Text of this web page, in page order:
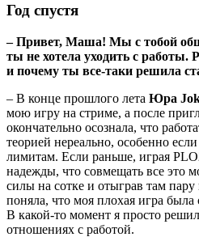
Год спустя
– Привет, Маша! Мы с тобой
ты не хотела уходить с работы.
и почему ты все-таки решила
– В конце прошлого лета Юра
мою игру на стриме, а после
окончательно осознала, что
теорией нереально, особенно
лимитам. Если раньше, играя
надежды, что совмещать все это
силы на сотке и отыграв там
поняла, что моя плохая игра была
В какой-то момент я просто
отношениях с работой.